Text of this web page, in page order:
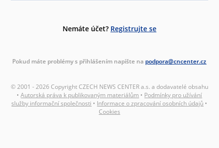
Nemáte účet? Registrujte se
Pokud máte problémy s přihlášením napište na podpora@cncenter.cz
© 2001 - 2026 Copyright CZECH NEWS CENTER a.s. a dodavatelé obsahu
•Autorská práva k publikovaným materiálům • Podmínky pro užívání
služby informační společnosti • Informace o zpracování osobních údajů •
Cookies